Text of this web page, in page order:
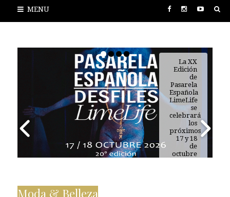
MENU
La XX
Edición
de
Pasarela
Española
LimeLife
se
celebrará
los
próximos
17 y 18
de
octubre
Moda & Belleza